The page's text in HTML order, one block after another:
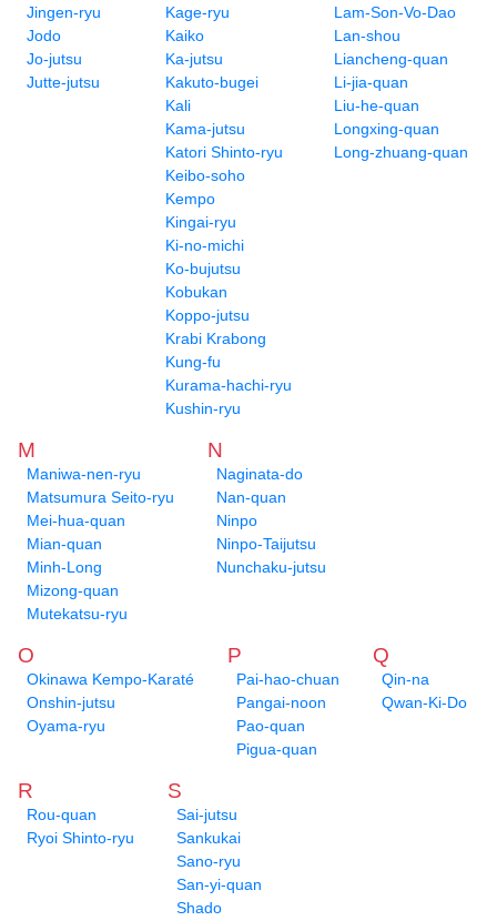
Jingen-ryu
Jodo
Jo-jutsu
Jutte-jutsu
Kage-ryu
Kaiko
Ka-jutsu
Kakuto-bugei
Kali
Kama-jutsu
Katori Shinto-ryu
Keibo-soho
Kempo
Kingai-ryu
Ki-no-michi
Ko-bujutsu
Kobukan
Koppo-jutsu
Krabi Krabong
Kung-fu
Kurama-hachi-ryu
Kushin-ryu
Lam-Son-Vo-Dao
Lan-shou
Liancheng-quan
Li-jia-quan
Liu-he-quan
Longxing-quan
Long-zhuang-quan
M
Maniwa-nen-ryu
Matsumura Seito-ryu
Mei-hua-quan
Mian-quan
Minh-Long
Mizong-quan
Mutekatsu-ryu
N
Naginata-do
Nan-quan
Ninpo
Ninpo-Taijutsu
Nunchaku-jutsu
O
Okinawa Kempo-Karaté
Onshin-jutsu
Oyama-ryu
P
Pai-hao-chuan
Pangai-noon
Pao-quan
Pigua-quan
Q
Qin-na
Qwan-Ki-Do
R
Rou-quan
Ryoi Shinto-ryu
S
Sai-jutsu
Sankukai
Sano-ryu
San-yi-quan
Shado